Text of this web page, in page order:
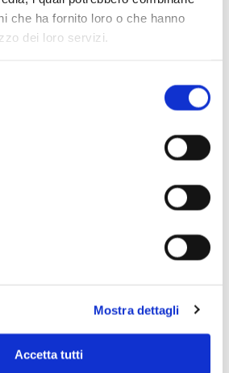
che ha fornito loro o che hanno
dei loro servizi.
Mostra dettagli
Accetta tutti